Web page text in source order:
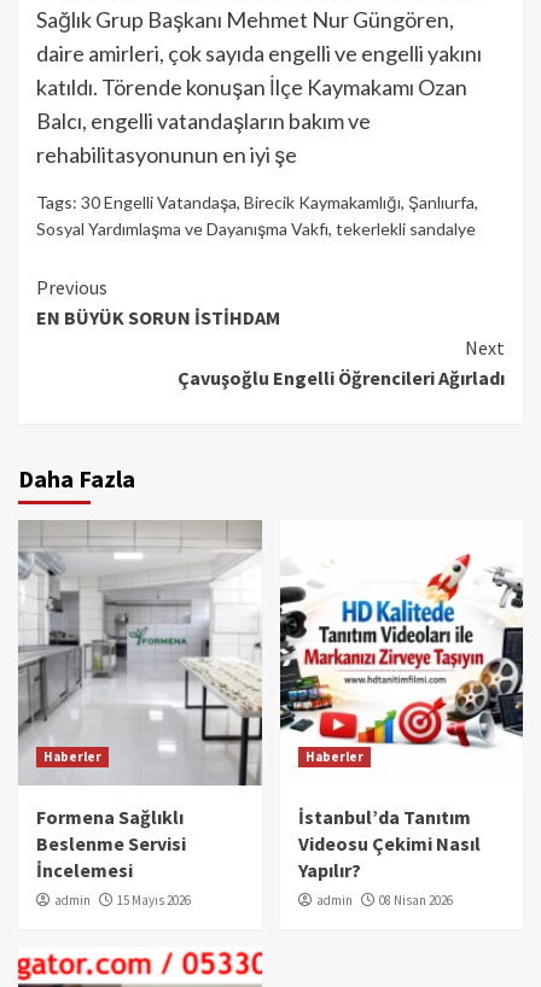
Sağlık Grup Başkanı Mehmet Nur Güngören,
daire amirleri, çok sayıda engelli ve engelli yakını
katıldı. Törende konuşan İlçe Kaymakamı Ozan
Balcı, engelli vatandaşların bakım ve
rehabilitasyonunun en iyi şe
Tags: 30 Engelli Vatandaşa, Birecik Kaymakamlığı, Şanlıurfa,
Sosyal Yardımlaşma ve Dayanışma Vakfı, tekerlekli sandalye
Continue
Reading
Previous
EN BÜYÜK SORUN İSTİHDAM
Next
Çavuşoğlu Engelli Öğrencileri Ağırladı
Daha Fazla
Haberler
Formena Sağlıklı
Beslenme Servisi
İncelemesi
admin 15 Mayıs 2026
Haberler
İstanbul’da Tanıtım
Videosu Çekimi Nasıl
Yapılır?
admin 08 Nisan 2026